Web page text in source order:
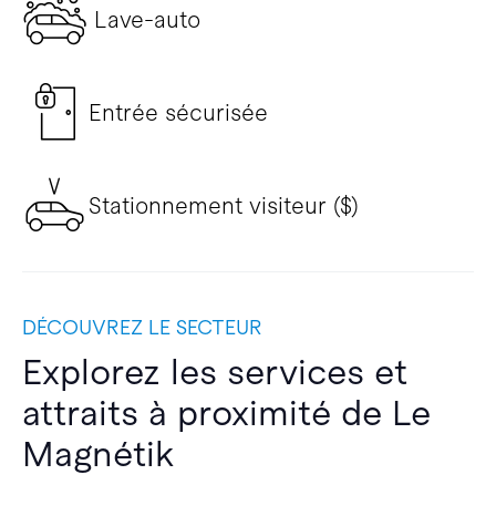
Lave-auto
Entrée sécurisée
Stationnement visiteur ($)
DÉCOUVREZ LE SECTEUR
Explorez les services et
attraits à proximité de Le
Magnétik